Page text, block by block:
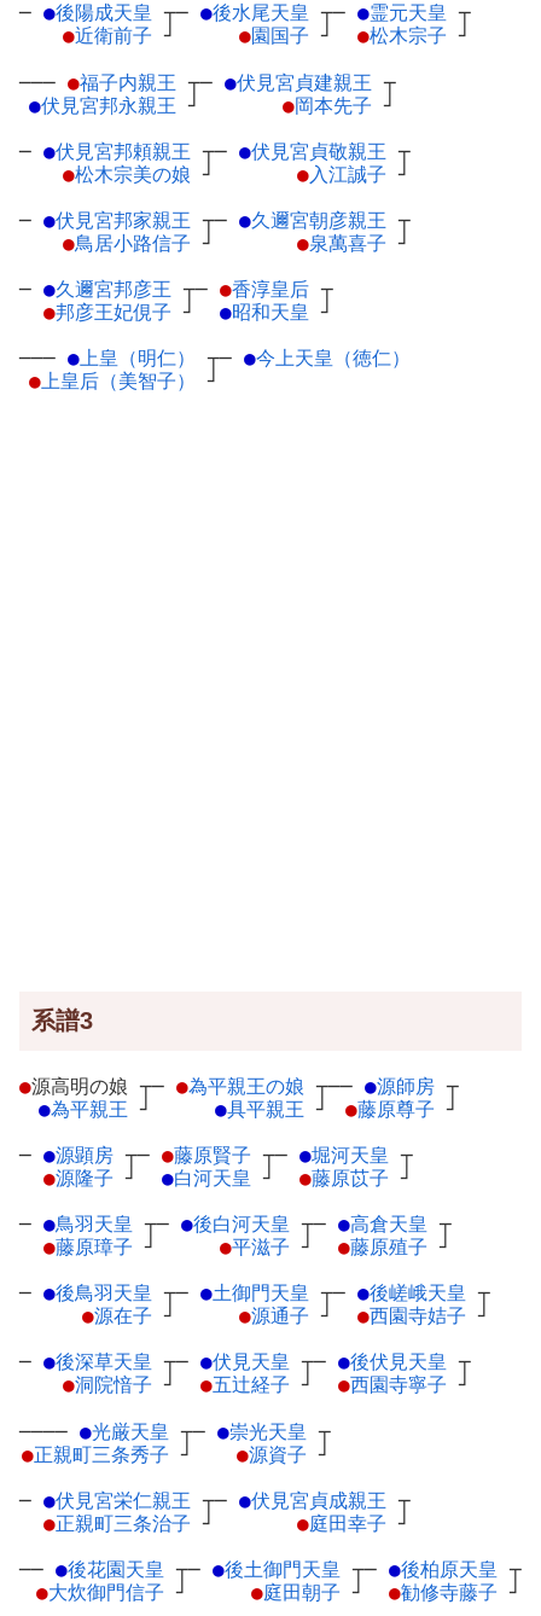
─ ●後陽成天皇 ┬
●近衛前子 ┘
─ ●後水尾天皇 ┬
●園国子 ┘
─ ●霊元天皇 ┬
●松木宗子 ┘
─── ●福子内親王 ┬
●伏見宮邦永親王 ┘
─ ●伏見宮貞建親王 ┬
●岡本先子 ┘
─ ●伏見宮邦頼親王 ┬
●松木宗美の娘 ┘
─ ●伏見宮貞敬親王 ┬
●入江誠子 ┘
─ ●伏見宮邦家親王 ┬
●鳥居小路信子 ┘
─ ●久邇宮朝彦親王 ┬
●泉萬喜子 ┘
─ ●久邇宮邦彦王 ┬
●邦彦王妃俔子 ┘
─ ●香淳皇后 ┬
●昭和天皇 ┘
─── ●上皇（明仁）
┬
●上皇后（美智子） ┘
─ ●今上天皇（徳仁）
系譜3
●源高明の娘 ┬
●為平親王 ┘
─ ●為平親王の娘 ┬
●具平親王 ┘
── ●源師房 ┬
●藤原尊子 ┘
─ ●源顕房 ┬
●源隆子 ┘
─ ●藤原賢子 ┬
●白河天皇 ┘
─ ●堀河天皇 ┬
●藤原苡子 ┘
─ ●鳥羽天皇 ┬
●藤原璋子 ┘
─ ●後白河天皇 ┬
●平滋子 ┘
─ ●高倉天皇 ┬
●藤原殖子 ┘
─ ●後鳥羽天皇 ┬
●源在子 ┘
─ ●土御門天皇 ┬
●源通子 ┘
─ ●後嵯峨天皇 ┬
●西園寺姞子 ┘
─ ●後深草天皇 ┬
●洞院愔子 ┘
─ ●伏見天皇 ┬
●五辻経子 ┘
─ ●後伏見天皇 ┬
●西園寺寧子 ┘
──── ●光厳天皇 ┬
●正親町三条秀子 ┘
─ ●崇光天皇 ┬
●源資子 ┘
─ ●伏見宮栄仁親王 ┬
●正親町三条治子 ┘
─ ●伏見宮貞成親王 ┬
●庭田幸子 ┘
── ●後花園天皇 ┬
●大炊御門信子 ┘
─ ●後土御門天皇 ┬
●庭田朝子 ┘
─ ●後柏原天皇 ┬
●勧修寺藤子 ┘